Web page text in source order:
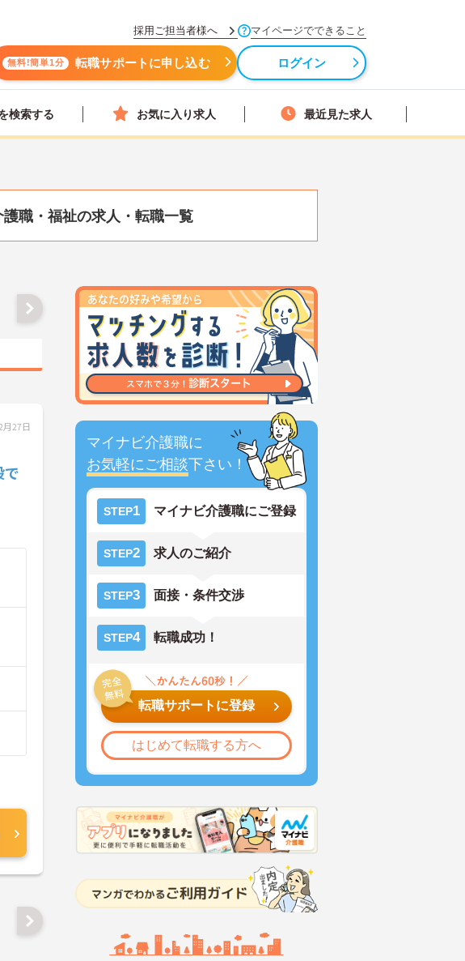
採用ご担当者様へ マイページでできること
無料!簡単1分 転職サポートに申し込む ログイン
検索する お気に入り求人 最近見た求人
護職・福祉の求人・転職一覧
マイナビ介護職に
お気軽にご相談下さい！
STEP1 マイナビ介護職にご登録
STEP2 求人のご紹介
STEP3 面接・条件交渉
STEP4 転職成功！
転職サポートに登録
はじめて転職する方へ
27日
で